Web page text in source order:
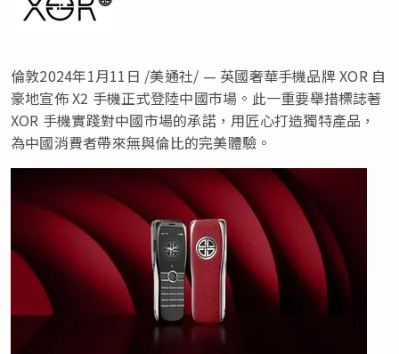
倫敦2024年1月11日 /美通社/ — 英國奢華手機品牌 XOR 自
豪地宣佈 X2 手機正式登陸中國市場。此一重要舉措標誌著
XOR 手機實踐對中國市場的承諾，用匠心打造獨特產品，
為中國消費者帶來無與倫比的完美體驗。